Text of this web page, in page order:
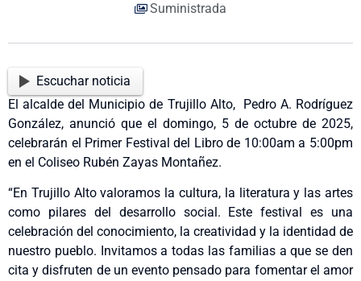
Suministrada
Escuchar noticia
El alcalde del Municipio de Trujillo Alto, Pedro A. Rodríguez
González, anunció que el domingo, 5 de octubre de 2025,
celebrarán el Primer Festival del Libro de 10:00am a 5:00pm
en el Coliseo Rubén Zayas Montañez.
“En Trujillo Alto valoramos la cultura, la literatura y las artes
como pilares del desarrollo social. Este festival es una
celebración del conocimiento, la creatividad y la identidad de
nuestro pueblo. Invitamos a todas las familias a que se den
cita y disfruten de un evento pensado para fomentar el amor